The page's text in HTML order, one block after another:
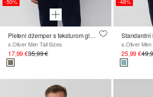
Pleteni džemper s teksturom glatke pređe i zaobljenim rubom
s.Oliver Men Tall Sizes
17,99 €35,99 €
s.Oliver Men
25,99 €